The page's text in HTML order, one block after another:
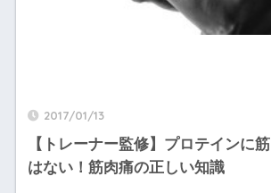
2017/01/13
【トレーナー監修】プロテインに
はない！筋肉痛の正しい知識